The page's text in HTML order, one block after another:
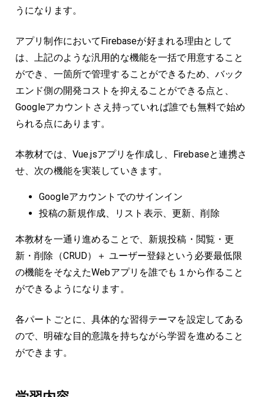
うになります。
アプリ制作においてFirebaseが好まれる理由として
は、上記のような汎用的な機能を一括で用意すること
ができ、一箇所で管理することができるため、バック
エンド側の開発コストを抑えることができる点と、
Googleアカウントさえ持っていれば誰でも無料で始め
られる点にあります。
本教材では、Vue.jsアプリを作成し、Firebaseと連携さ
せ、次の機能を実装していきます。
Googleアカウントでのサインイン
投稿の新規作成、リスト表示、更新、削除
本教材を一通り進めることで、新規投稿・閲覧・更
新・削除（CRUD）＋ ユーザー登録という必要最低限
の機能をそなえたWebアプリを誰でも１から作ること
ができるようになります。
各パートごとに、具体的な習得テーマを設定してある
ので、明確な目的意識を持ちながら学習を進めること
ができます。